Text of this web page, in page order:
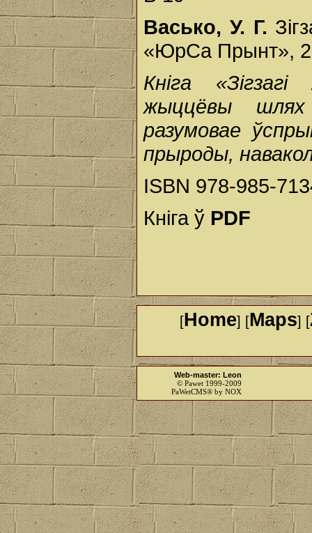
Васько, У. Г.
«ЮрСа Прынт»,
Кніга
жыццёвы
разумовае
прыроды,
ISBN 978-985-
Кніга ў PDF
[Home] [Maps] [
Web-master: Leon
© Pawet 1999-2009
PaWetCMS® by NOX